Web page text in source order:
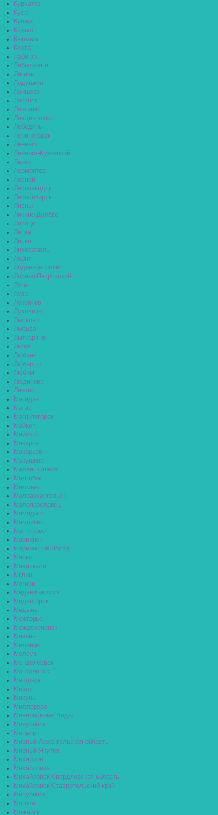
Курчатов
Куса
Кушва
Кызыл
Кыштым
Кяхта
Лабинск
Лабытнанги
Лагань
Ладушкин
Лаишево
Лакинск
Лангепас
Лахденпохья
Лебедянь
Лениногорск
Ленинск
Ленинск-Кузнецкий
Ленск
Лермонтов
Лесной
Лесозаводск
Лесосибирск
Ливны
Ликино-Дулёво
Липецк
Липки
Лиски
Лихославль
Лобня
Лодейное Поле
Лосино-Петровский
Луга
Луза
Лукоянов
Луховицы
Лысково
Лысьва
Лыткарино
Льгов
Любань
Люберцы
Любим
Людиново
Лянтор
Магадан
Магас
Магнитогорск
Майкоп
Майский
Макаров
Макарьев
Макушино
Малая Вишера
Малгобек
Малмыж
Малоархангельск
Малоярославец
Мамадыш
Мамоново
Мантурово
Мариинск
Мариинский Посад
Маркс
Махачкала
Мглин
Мегион
Медвежьегорск
Медногорск
Медынь
Межгорье
Междуреченск
Мезень
Меленки
Мелеуз
Менделеевск
Мензелинск
Мещовск
Миасс
Микунь
Миллерово
Минеральные Воды
Минусинск
Миньяр
Мирный Архангельская область
Мирный Якутия
Михайлов
Михайловка
Михайловск Свердловская область
Михайловск Ставропольский край
Мичуринск
Могоча
Можайск